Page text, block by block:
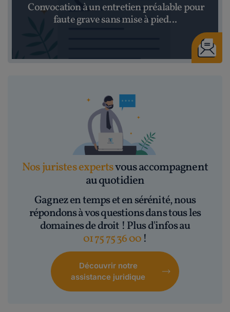
Convocation à un entretien préalable pour
faute grave sans mise à pied...
Nos juristes expertsvous accompagnent
au quotidien
Gagnez en temps et en sérénité, nous
répondons à vos questions dans tous les
domaines de droit ! Plus d'infos au
01 75 75 36 00 !
Découvrir notre
assistance juridique